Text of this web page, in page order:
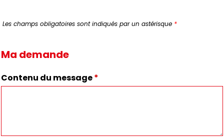
Les champs obligatoires sont indiqués par un astérisque *
Ma demande
Contenu du message*